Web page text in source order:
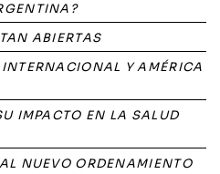
ABIERTAS
Y AMÉRICA
IMPACTO EN LA SALUD
NUEVO ORDENAMIENTO